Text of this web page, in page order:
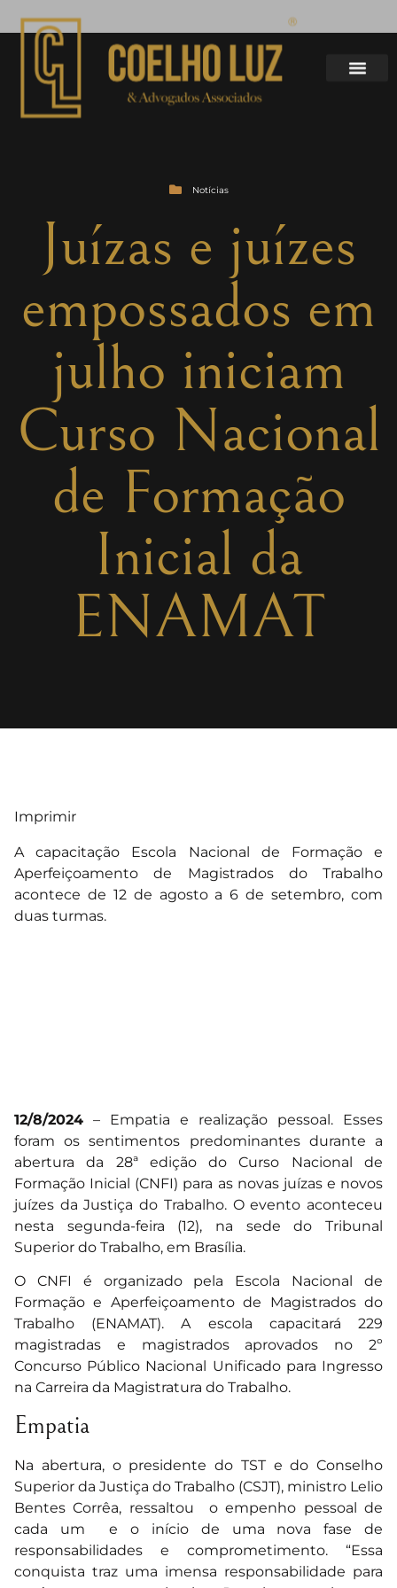
Notícias
Juízas e juízes
empossados em
julho iniciam
Curso Nacional
de Formação
Inicial da
ENAMAT
Imprimir
A capacitação Escola Nacional de Formação e
Aperfeiçoamento de Magistrados do Trabalho
acontece de 12 de agosto a 6 de setembro, com
duas turmas.
12/8/2024 – Empatia e realização pessoal. Esses
foram os sentimentos predominantes durante a
abertura da 28ª edição do Curso Nacional de
Formação Inicial (CNFI) para as novas juízas e novos
juízes da Justiça do Trabalho. O evento aconteceu
nesta segunda-feira (12), na sede do Tribunal
Superior do Trabalho, em Brasília.
O CNFI é organizado pela Escola Nacional de
Formação e Aperfeiçoamento de Magistrados do
Trabalho (ENAMAT). A escola capacitará 229
magistradas e magistrados aprovados no 2º
Concurso Público Nacional Unificado para Ingresso
na Carreira da Magistratura do Trabalho.
Empatia
Na abertura, o presidente do TST e do Conselho
Superior da Justiça do Trabalho (CSJT), ministro Lelio
Bentes Corrêa, ressaltou o empenho pessoal de
cada um e o início de uma nova fase de
responsabilidades e comprometimento. “Essa
conquista traz uma imensa responsabilidade para